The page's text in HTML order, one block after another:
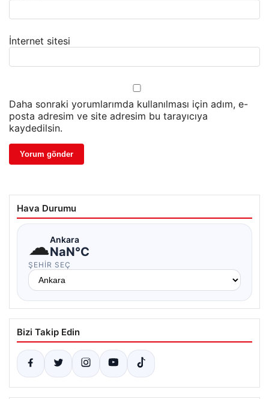
İnternet sitesi
Daha sonraki yorumlarımda kullanılması için adım, e-
posta adresim ve site adresim bu tarayıcıya
kaydedilsin.
Hava Durumu
☁Ankara
NaN°C
ŞEHIR SEÇ
Bizi Takip Edin